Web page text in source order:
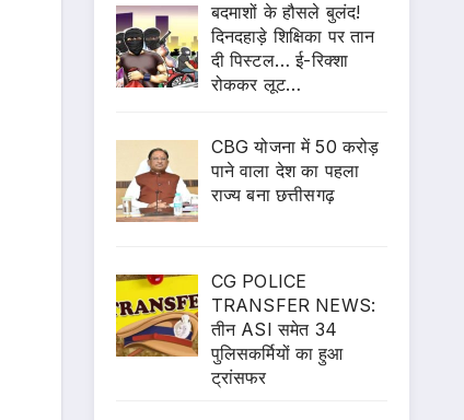
बदमाशों के हौसले बुलंद!
दिनदहाड़े शिक्षिका पर तान
दी पिस्टल… ई-रिक्शा
रोककर लूट…
CBG योजना में 50 करोड़
पाने वाला देश का पहला
राज्य बना छत्तीसगढ़
CG POLICE
TRANSFER NEWS:
तीन ASI समेत 34
पुलिसकर्मियों का हुआ
ट्रांसफर